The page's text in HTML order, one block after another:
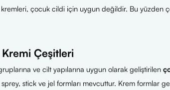
çocuk cildi için uygun değildir. Bu yüzden
Çeşitleri
ve cilt yapılarına uygun olarak geliştirilen
stick ve jel formları mevcuttur. Krem